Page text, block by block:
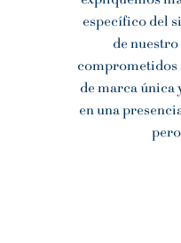
específico del
de
comprometidos
de marca única
en una